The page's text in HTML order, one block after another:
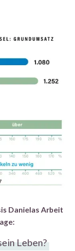
Danielas Arbeit
Leben?